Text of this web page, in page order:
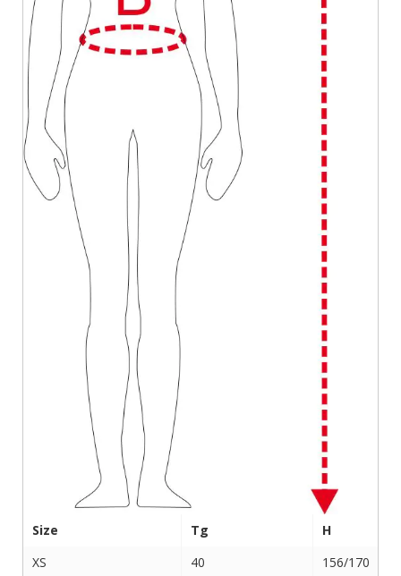
Size Tg
H
XS
40 156/170